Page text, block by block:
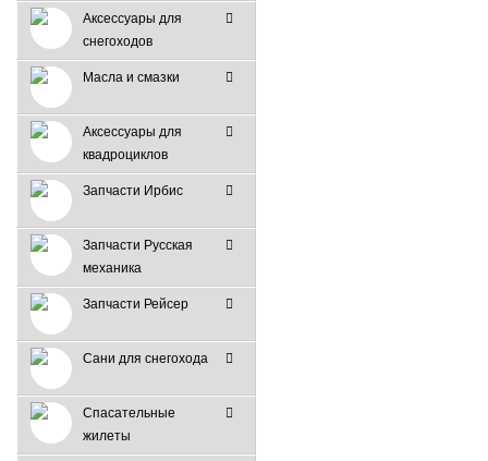
Аксессуары для
снегоходов
Масла и смазки
Аксессуары для
квадроциклов
Запчасти Ирбис
Запчасти Русская
механика
Запчасти Рейсер
Сани для снегохода
Спасательные
жилеты